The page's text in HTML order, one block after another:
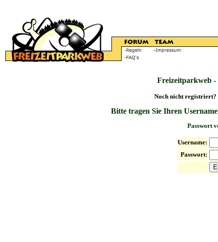
Freizeitparkweb
Noch nicht registriert?
Bitte tragen Sie Ihren
Passwort
Username:
Passwort: